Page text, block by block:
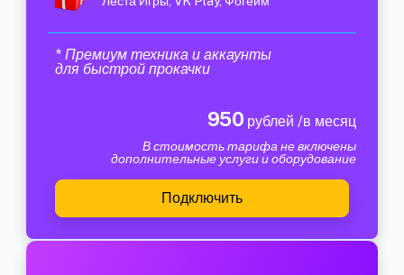
* Премиум техника и аккаунты
для быстрой прокачки
950 рублей /в месяц
В стоимость тарифа не включены
дополнительные услуги и оборудование
Подключить